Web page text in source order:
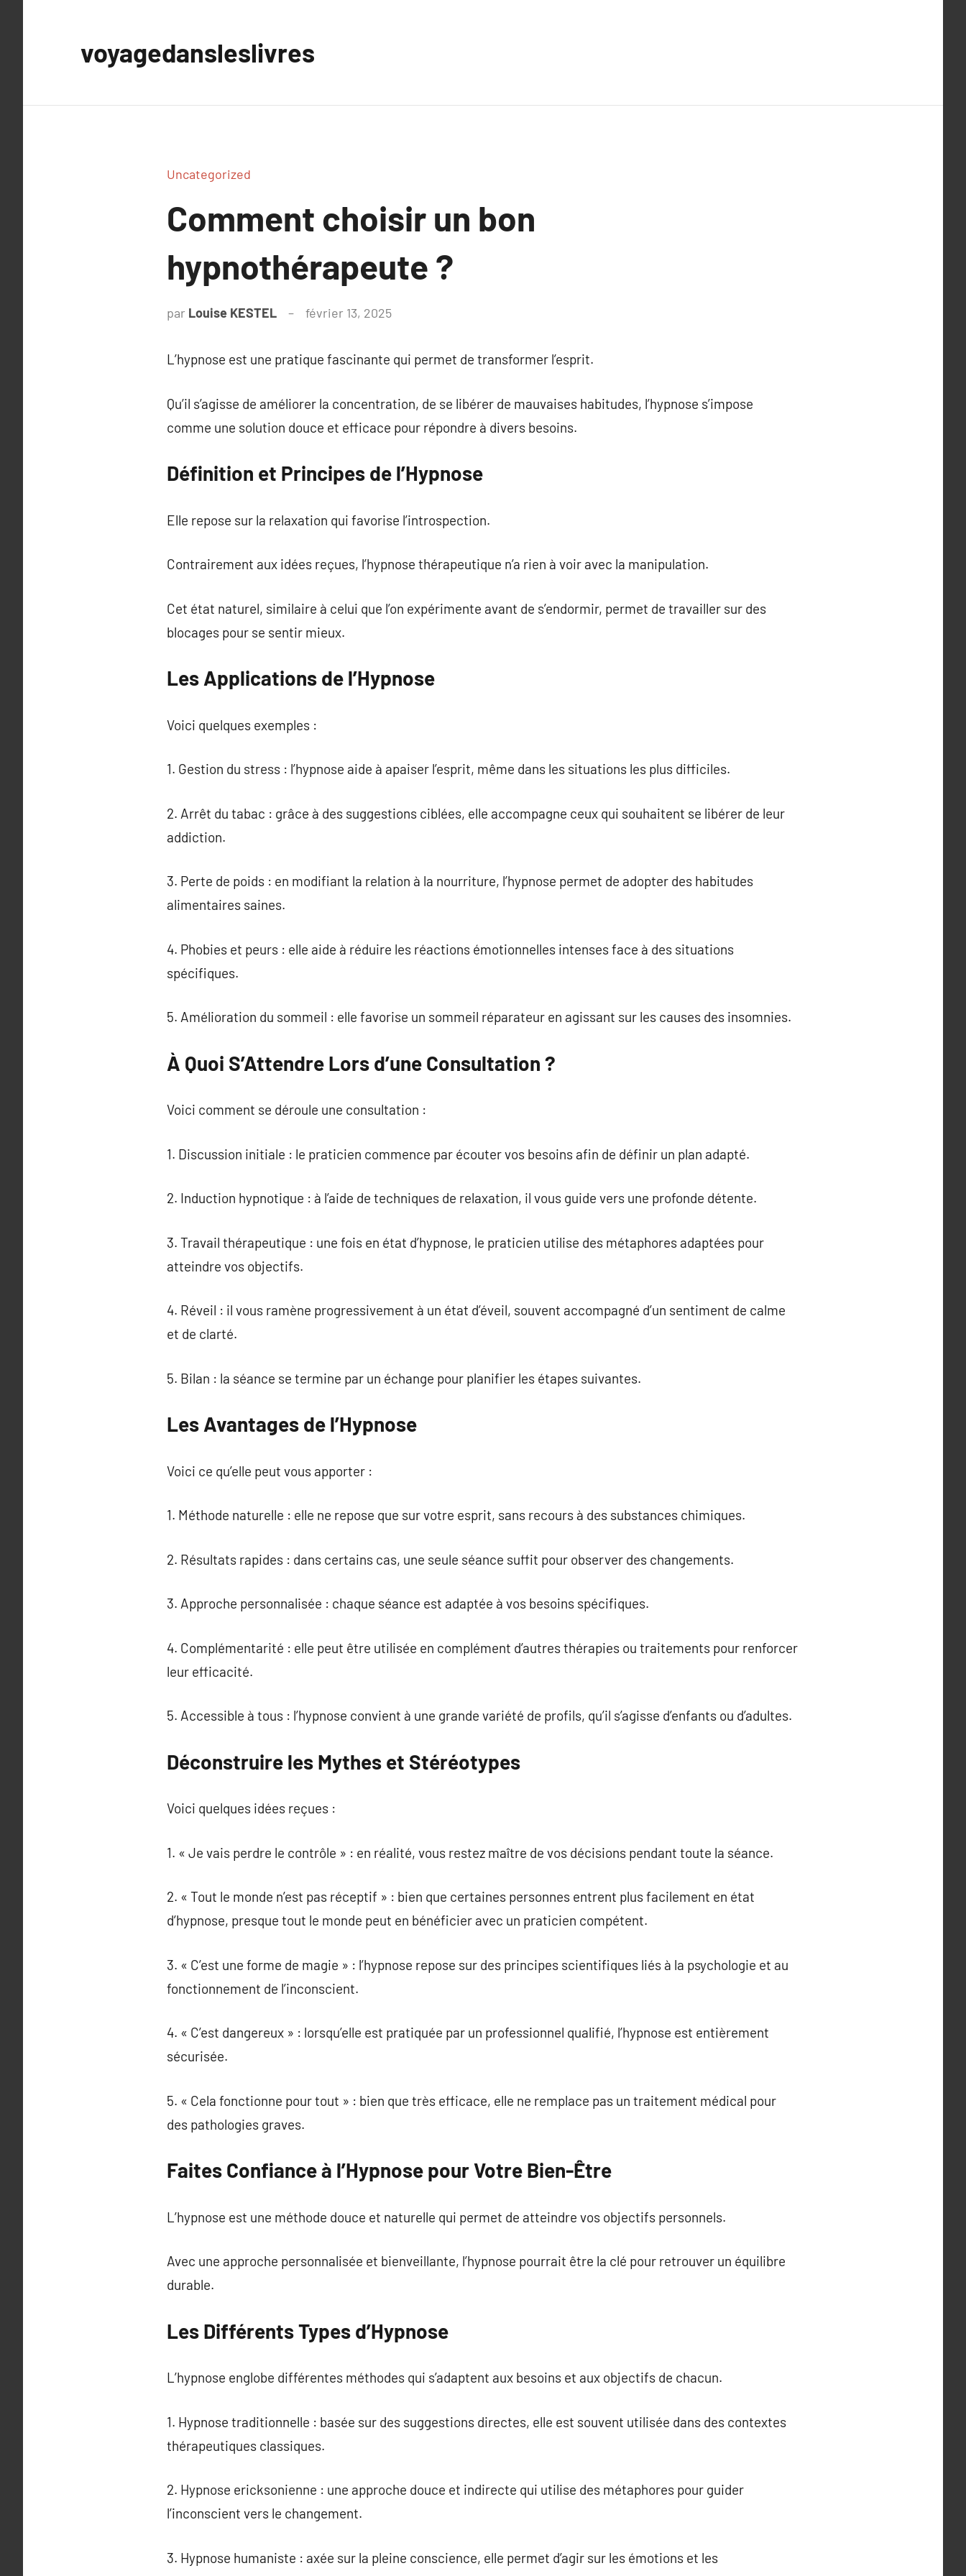
voyagedansleslivres
Uncategorized
Comment choisir un bon
hypnothérapeute ?
par Louise KESTEL février 13, 2025
L’hypnose est une pratique fascinante qui permet de transformer l’esprit.
Qu’il s’agisse de améliorer la concentration, de se libérer de mauvaises habitudes, l’hypnose s’impose
comme une solution douce et efficace pour répondre à divers besoins.
Définition et Principes de l’Hypnose
Elle repose sur la relaxation qui favorise l’introspection.
Contrairement aux idées reçues, l’hypnose thérapeutique n’a rien à voir avec la manipulation.
Cet état naturel, similaire à celui que l’on expérimente avant de s’endormir, permet de travailler sur des
blocages pour se sentir mieux.
Les Applications de l’Hypnose
Voici quelques exemples :
1. Gestion du stress : l’hypnose aide à apaiser l’esprit, même dans les situations les plus difficiles.
2. Arrêt du tabac : grâce à des suggestions ciblées, elle accompagne ceux qui souhaitent se libérer de leur
addiction.
3. Perte de poids : en modifiant la relation à la nourriture, l’hypnose permet de adopter des habitudes
alimentaires saines.
4. Phobies et peurs : elle aide à réduire les réactions émotionnelles intenses face à des situations
spécifiques.
5. Amélioration du sommeil : elle favorise un sommeil réparateur en agissant sur les causes des insomnies.
À Quoi S’Attendre Lors d’une Consultation ?
Voici comment se déroule une consultation :
1. Discussion initiale : le praticien commence par écouter vos besoins afin de définir un plan adapté.
2. Induction hypnotique : à l’aide de techniques de relaxation, il vous guide vers une profonde détente.
3. Travail thérapeutique : une fois en état d’hypnose, le praticien utilise des métaphores adaptées pour
atteindre vos objectifs.
4. Réveil : il vous ramène progressivement à un état d’éveil, souvent accompagné d’un sentiment de calme
et de clarté.
5. Bilan : la séance se termine par un échange pour planifier les étapes suivantes.
Les Avantages de l’Hypnose
Voici ce qu’elle peut vous apporter :
1. Méthode naturelle : elle ne repose que sur votre esprit, sans recours à des substances chimiques.
2. Résultats rapides : dans certains cas, une seule séance suffit pour observer des changements.
3. Approche personnalisée : chaque séance est adaptée à vos besoins spécifiques.
4. Complémentarité : elle peut être utilisée en complément d’autres thérapies ou traitements pour renforcer
leur efficacité.
5. Accessible à tous : l’hypnose convient à une grande variété de profils, qu’il s’agisse d’enfants ou d’adultes.
Déconstruire les Mythes et Stéréotypes
Voici quelques idées reçues :
1. « Je vais perdre le contrôle » : en réalité, vous restez maître de vos décisions pendant toute la séance.
2. « Tout le monde n’est pas réceptif » : bien que certaines personnes entrent plus facilement en état
d’hypnose, presque tout le monde peut en bénéficier avec un praticien compétent.
3. « C’est une forme de magie » : l’hypnose repose sur des principes scientifiques liés à la psychologie et au
fonctionnement de l’inconscient.
4. « C’est dangereux » : lorsqu’elle est pratiquée par un professionnel qualifié, l’hypnose est entièrement
sécurisée.
5. « Cela fonctionne pour tout » : bien que très efficace, elle ne remplace pas un traitement médical pour
des pathologies graves.
Faites Confiance à l’Hypnose pour Votre Bien-Être
L’hypnose est une méthode douce et naturelle qui permet de atteindre vos objectifs personnels.
Avec une approche personnalisée et bienveillante, l’hypnose pourrait être la clé pour retrouver un équilibre
durable.
Les Différents Types d’Hypnose
L’hypnose englobe différentes méthodes qui s’adaptent aux besoins et aux objectifs de chacun.
1. Hypnose traditionnelle : basée sur des suggestions directes, elle est souvent utilisée dans des contextes
thérapeutiques classiques.
2. Hypnose ericksonienne : une approche douce et indirecte qui utilise des métaphores pour guider
l’inconscient vers le changement.
3. Hypnose humaniste : axée sur la pleine conscience, elle permet d’agir sur les émotions et les